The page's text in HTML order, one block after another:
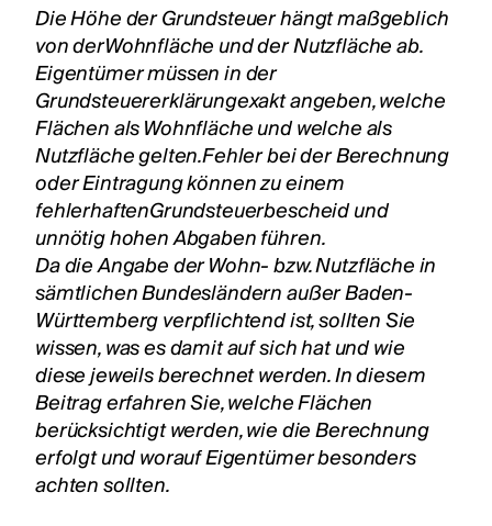
Die Höhe der Grundsteuer hängt maßgeblich
von derWohnfläche und der Nutzfläche ab.
Eigentümer müssen in der
Grundsteuererklärungexakt angeben, welche
Flächen als Wohnfläche und welche als
Nutzfläche gelten.Fehler bei der Berechnung
oder Eintragung können zu einem
fehlerhaftenGrundsteuerbescheid und
unnötig hohen Abgaben führen.
Da die Angabe der Wohn- bzw. Nutzfläche in
sämtlichen Bundesländern außer Baden-
Württemberg verpflichtend ist, sollten Sie
wissen, was es damit auf sich hat und wie
diese jeweils berechnet werden. In diesem
Beitrag erfahren Sie, welche Flächen
berücksichtigt werden, wie die Berechnung
erfolgt und worauf Eigentümer besonders
achten sollten.